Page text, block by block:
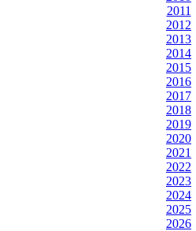
2011
2012
2013
2014
2015
2016
2017
2018
2019
2020
2021
2022
2023
2024
2025
2026